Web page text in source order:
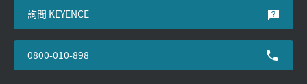
詢問 KEYENCE
0800-010-898